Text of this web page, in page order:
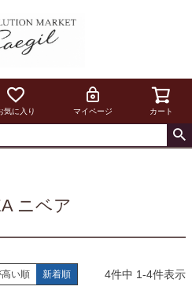
気に入り マイページ カート
ニベア
い順 新着順 4件中 1-4件表示